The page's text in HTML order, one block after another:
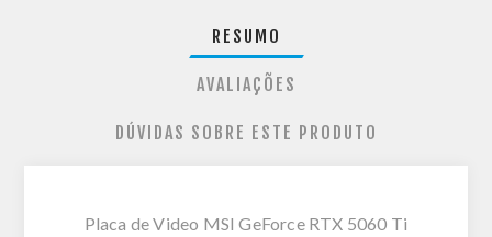
RESUMO
AVALIAÇÕES
DÚVIDAS SOBRE ESTE PRODUTO
Placa de Video MSI GeForce RTX 5060 Ti